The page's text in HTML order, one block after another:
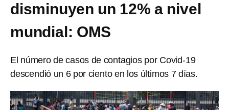
disminuyen un 12% a nivel
mundial: OMS
El número de casos de contagios por Covid-19
descendió un 6 por ciento en los últimos 7 días.